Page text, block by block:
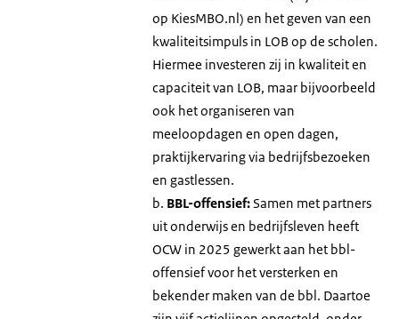
op KiesMBO.nl) en het geven van een
kwaliteitsimpuls in LOB op de scholen.
Hiermee investeren zij in kwaliteit en
capaciteit van LOB, maar bijvoorbeeld
ook het organiseren van
meeloopdagen en open dagen,
praktijkervaring via bedrijfsbezoeken
en gastlessen.
b. BBL-offensief:Samen met partners
uit onderwijs en bedrijfsleven heeft
OCW in 2025 gewerkt aan het bbl-
offensief voor het versterken en
bekender maken van de bbl. Daartoe